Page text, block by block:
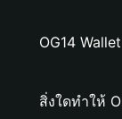
OG14
สิ่งใดทำให้